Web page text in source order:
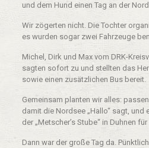
und dem Hund einen Tag an der
Wir zögerten nicht. Die Tochter
es wurden sogar zwei Fahrzeuge
Michel, Dirk und Max vom DRK-
sagten sofort zu und stellten das
sowie einen zusätzlichen Bus bereit.
Gemeinsam planten wir alles:
damit die Nordsee „Hallo“ sagt, und
der „Metscher’s Stube“ in Duhnen
Dann war der große Tag da.